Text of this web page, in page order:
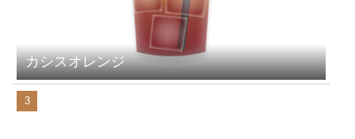
カシスオレンジ